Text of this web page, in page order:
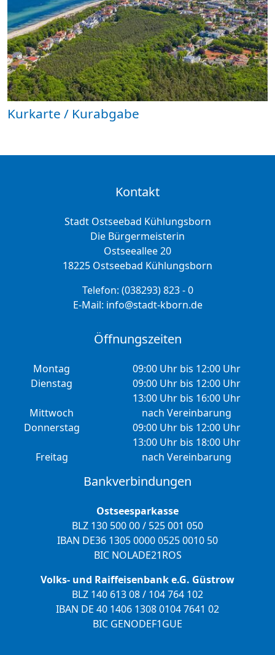
Kurkarte / Kurabgabe
Kontakt
Stadt Ostseebad Kühlungsborn
Die Bürgermeisterin
Ostseeallee 20
18225 Ostseebad Kühlungsborn
Telefon: (038293) 823 - 0
E-Mail: info@stadt-kborn.de
Öffnungszeiten
Montag
09:00 Uhr bis 12:00 Uhr
Dienstag
09:00 Uhr bis 12:00 Uhr
13:00 Uhr bis 16:00 Uhr
Mittwoch
nach Vereinbarung
Donnerstag
09:00 Uhr bis 12:00 Uhr
13:00 Uhr bis 18:00 Uhr
Freitag
nach Vereinbarung
Bankverbindungen
Ostseesparkasse
BLZ 130 500 00 / 525 001 050
IBAN DE36 1305 0000 0525 0010 50
BIC NOLADE21ROS
Volks- und Raiffeisenbank e.G. Güstrow
BLZ 140 613 08 / 104 764 102
IBAN DE 40 1406 1308 0104 7641 02
BIC GENODEF1GUE